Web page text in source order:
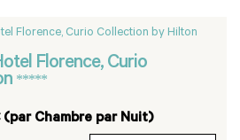
Florence, Curio
*****
Chambre par Nuit)